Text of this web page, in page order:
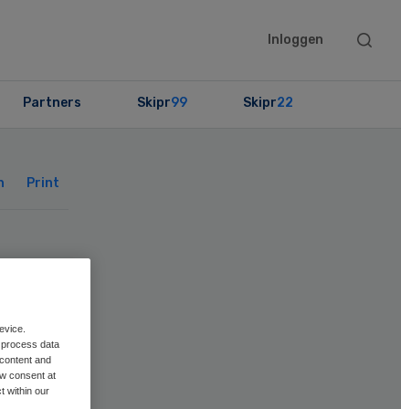
Inloggen
Search
Partners Skipr99 Skipr22
Print
data
and
consent at
within our